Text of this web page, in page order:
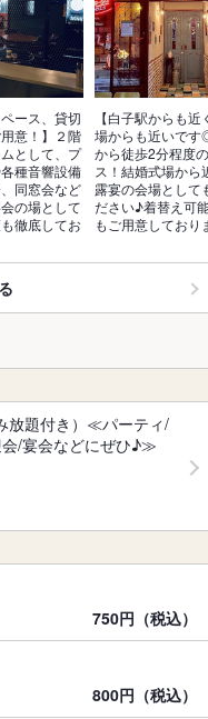
ース、貸切
意！】２階
として、プ
種音響設備
同窓会など
の場として
徹底してお
【白子駅からも
場からも近いで
から徒歩2分程度
ス！結婚式場から
露宴の会場として
ださい♪着替え可
もご用意しており
放題付き）≪パーティ/
/宴会などにぜひ♪≫
750円（税込）
800円（税込）